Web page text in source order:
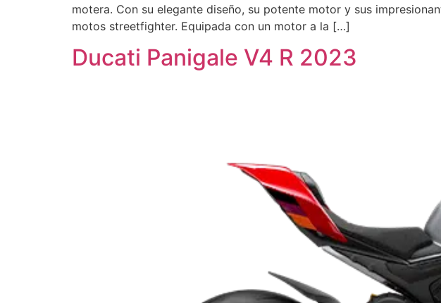
motera. Con su elegante diseño, su potente motor y sus
motos streetfighter. Equipada con un motor a la […]
Ducati Panigale V4 R 2023